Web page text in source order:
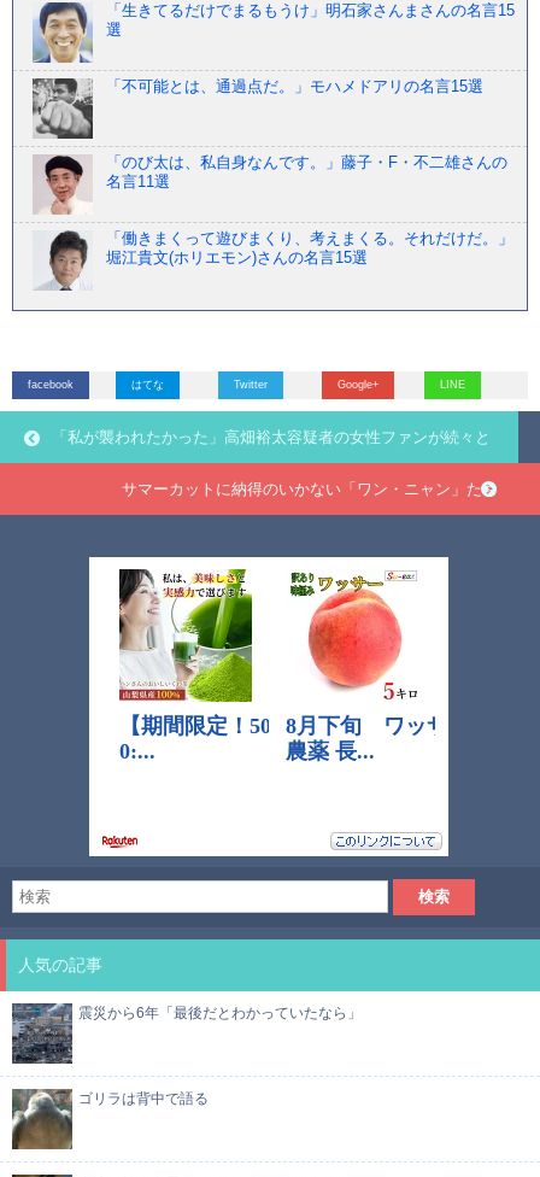
「生きてるだけでまるもうけ」明石家さんまさんの名言15
選
「不可能とは、通過点だ。」モハメドアリの名言15選
「のび太は、私自身なんです。」藤子・F・不二雄さんの
名言11選
「働きまくって遊びまくり、考えまくる。それだけだ。」
堀江貴文(ホリエモン)さんの名言15選
facebook はてな Twitter Google+ LINE
「私が襲われたかった」高畑裕太容疑者の女性ファンが続々と
サマーカットに納得のいかない「ワン・ニャン」たち
人気の記事
震災から6年「最後だとわかっていたなら」
ゴリラは背中で語る